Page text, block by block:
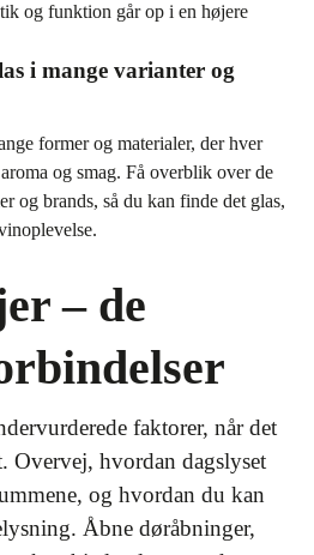
og funktion går op i en højere
i mange varianter og
former og materialer, der hver
og smag. Få overblik over de
og brands, så du kan finde det glas,
– de
faktorer, når det
hvordan dagslyset
og hvordan du kan
Åbne døråbninger,